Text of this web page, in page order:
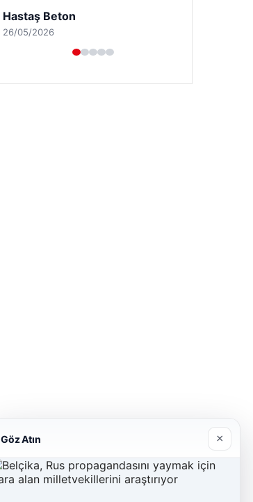
Enes Kaplan Avukatlık Bürosu
28/04/2026
Göz Atın ×